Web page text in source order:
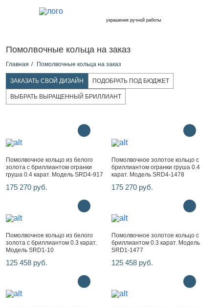
украшения ручной работы
Помолвочные кольца на заказ
Главная Помолвочные кольца на заказ
ЗАКАЗАТЬ СВОЙ ДИЗАЙН ПОДОБРАТЬ ПОД БЮДЖЕТ
ВЫБРАТЬ ВЫРАЩЕННЫЙ БРИЛЛИАНТ
Помолвочное кольцо из белого
золота с бриллиантом огранки
груша 0.4 карат. Модель SRD4-917
175 270 руб.
Помолвочное золотое кольцо с
бриллиантом огранки груша 0.4
карат. Модель SRD4-1478
175 270 руб.
Помолвочное кольцо из белого
золота с бриллиантом 0.3 карат.
Модель SRD1-10
125 458 руб.
Помолвочное золотое кольцо с
бриллиантом 0.3 карат. Модель
SRD1-1477
125 458 руб.